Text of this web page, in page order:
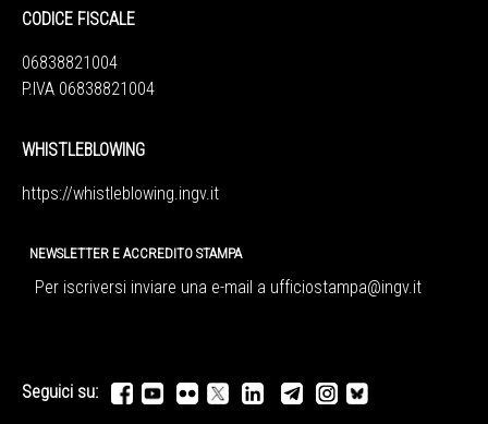
CODICE FISCALE
06838821004
P.IVA 06838821004
WHISTLEBLOWING
https://whistleblowing.ingv.it
NEWSLETTER E ACCREDITO STAMPA
Per iscriversi inviare una e-mail a ufficiostampa@ingv.it
Seguici su: